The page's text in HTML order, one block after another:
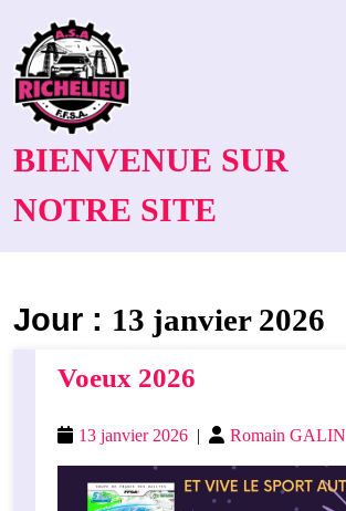
BIENVENUE SUR
NOTRE SITE
Jour : 13 janvier 2026
Voeux 2026
13 janvier 2026 | Romain GALIN